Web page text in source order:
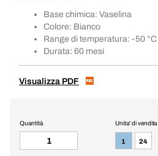
Base chimica: Vaselina
Colore: Bianco
Range di temperatura: -50 °C
Durata: 60 mesi
Visualizza PDF
Unita' di vendita
1 24
Quantità